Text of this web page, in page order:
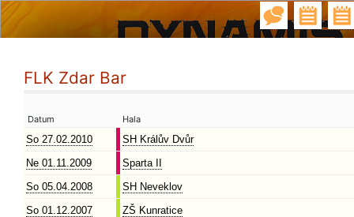
FLK Zdar Bar
Datum Hala
So 27.02.2010
SH Králův Dvůr
Ne 01.11.2009
Sparta II
So 05.04.2008
SH Neveklov
So 01.12.2007
ZŠ Kunratice